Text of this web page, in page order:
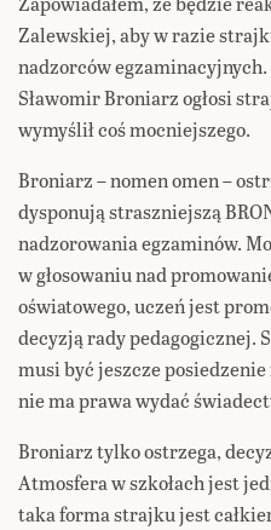
Zalewskiej, aby w razie
nadzorców egzaminacyjnych.
Sławomir Broniarz ogłosi
wymyśliłcoś mocniejszego.
Broniarz – nomen omen –
dysponują straszniejszą
nadzorowania egzaminów.
w głosowaniu nad
oświatowego, uczeń jest
decyzją rady pedagogicznej.
musi być jeszcze posiedzenie
nie ma prawa wydać
Broniarz tylko ostrzega,
Atmosfera w szkołach jest
taka forma strajku jest